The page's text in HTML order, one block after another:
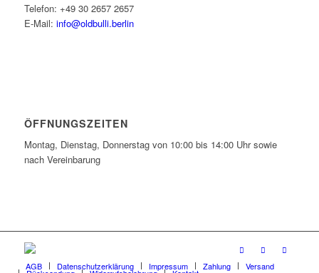
Telefon: +49 30 2657 2657
E-Mail: info@oldbulli.berlin
ÖFFNUNGSZEITEN
Montag, Dienstag, Donnerstag von 10:00 bis 14:00 Uhr sowie
nach Vereinbarung
AGB Datenschutzerklärung Impressum Zahlung Versand